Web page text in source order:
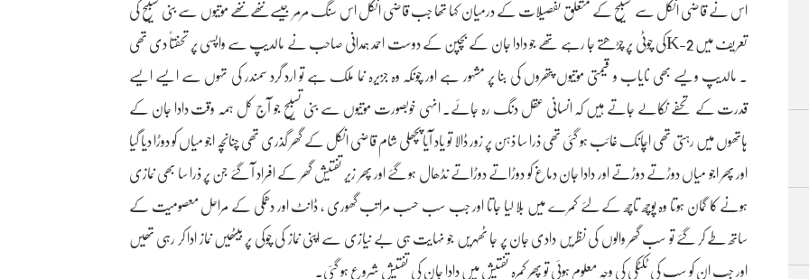
اس نے قاضی انکل سے تسبیح کے متعلق تفصیلات کے درمیان کہا تھا جب قاضی انکل اس سنگ مرمر جیسے ننھے ننھے موتیوں سے بنی تسبیح کی
تعریف میں K-2کی چوٹی پر چڑھتے جا رہے تھے جو دادا جان کے بچپن کے دوست احمد ہمدانی صاحب نے مالدیپ سے واپسی پر تحفتاً دی تھی
۔ مالدیپ ویسے بھی نایاب و قیمتی موتیوں پتھروں کی بنا پر مشہور ہے اور چونکہ وہ جزیرہ نما ملک ہے تو ارد گرد سمندر کی تہوں سے ایسے ایسے
قدرت کے تحفے نکالے جاتے ہیں کہ انسانی عقل دنگ رہ جائے۔ انہی خوبصورت موتیوں سے بنی تسبیح جو آج کل ہمہ وقت دادا جان کے
ہاتھوں میں رہتی تھی اچانک غائب ہو گئی تھی ذرا سا ذہن پر زور ڈالا تو یاد آیا پچھلی شام قاضی انکل کے گھر گذری تھی چنانچہ اجو میاں کو دوڑا دیا گیا
اور پھر اجو میاں دوڑتے دوڑتے اور دادا جان دماغ کو دوڑاتے دوڑاتے نڈھال ہو گئے اور پھر زیر تفتیش گھر کے افراد آ گئے جن پر ذرا سا بھی نمازی
ہونے کا گمان ہوتا وہ پوچھ تاچھ کے لئے کمرے میں بلا لیا جاتا اور جب سب حسب مراتب گھوری ، ڈانٹ اور دھمکی کے مراحل معصومیت کے
ساتھ طے کر گئے تو سب گھر والوں کی نظریں دادی جان پر جا ٹھہریں جو نہایت ہی بے نیازی سے اپنی نماز کی چوکی پر بیٹھیں نماز ادا کر رہی تھیں
اور جب ان کو سب کی ٹکٹکی کی وجہ معلوم ہوئی تو پھر کمرہ تفتیش میں دادا جان کی تفتیش شروع ہو گئی۔